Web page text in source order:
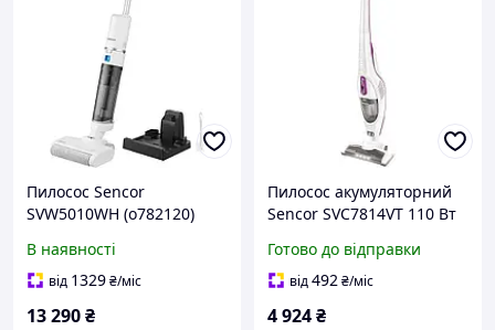
Пилосос Sencor
SVW5010WH (o782120)
В наявності
від 1329₴/міс
13 290₴
Пилосос акумуляторний
Sencor SVС7814VT 110 Вт
Готово до відправки
від492₴/міс
4 924₴